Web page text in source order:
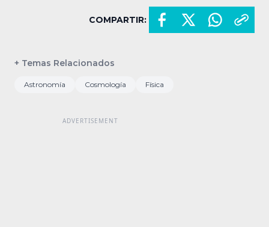
COMPARTIR:
+ Temas Relacionados
Astronomía Cosmología Física